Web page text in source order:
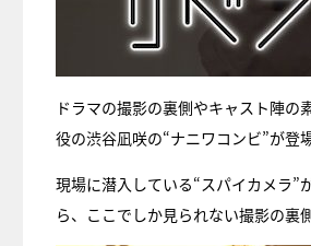
ドラマの撮影の裏側やキャスト陣
役の渋谷凪咲の“ナニワコンビ”が登場
現場に潜入している“スパイカメラ”
ら、ここでしか見られない撮影の裏